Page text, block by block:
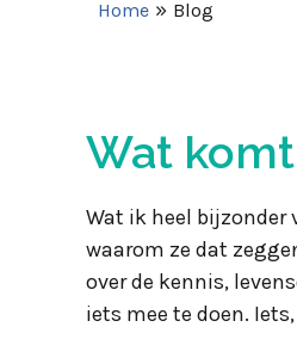
Home » Blog
Wat
Wat ik heel bijzonder
waarom ze dat
over de kennis,
iets mee te doen.